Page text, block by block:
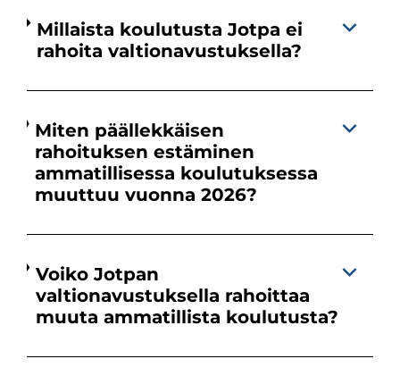
Millaista koulutusta Jotpa ei
rahoita valtionavustuksella?
Miten päällekkäisen
rahoituksen estäminen
ammatillisessa koulutuksessa
muuttuu vuonna 2026?
Voiko Jotpan
valtionavustuksella rahoittaa
muuta ammatillista koulutusta?